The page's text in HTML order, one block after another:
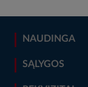
NAUDINGA
SĄLYGOS